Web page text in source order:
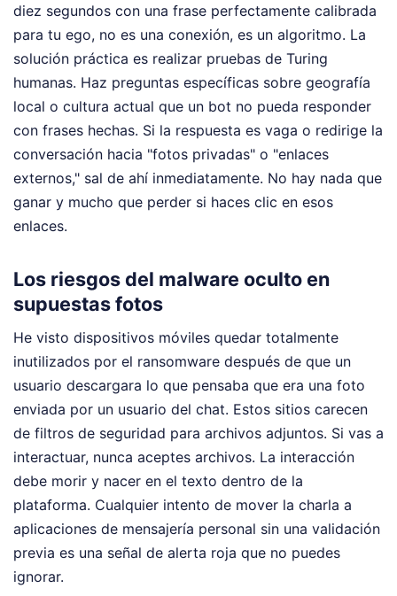
diez segundos con una frase perfectamente calibrada
para tu ego, no es una conexión, es un algoritmo. La
solución práctica es realizar pruebas de Turing
humanas. Haz preguntas específicas sobre geografía
local o cultura actual que un bot no pueda responder
con frases hechas. Si la respuesta es vaga o redirige la
conversación hacia "fotos privadas" o "enlaces
externos," sal de ahí inmediatamente. No hay nada que
ganar y mucho que perder si haces clic en esos
enlaces.
Los riesgos del malware oculto en
supuestas fotos
He visto dispositivos móviles quedar totalmente
inutilizados por el ransomware después de que un
usuario descargara lo que pensaba que era una foto
enviada por un usuario del chat. Estos sitios carecen
de filtros de seguridad para archivos adjuntos. Si vas a
interactuar, nunca aceptes archivos. La interacción
debe morir y nacer en el texto dentro de la
plataforma. Cualquier intento de mover la charla a
aplicaciones de mensajería personal sin una validación
previa es una señal de alerta roja que no puedes
ignorar.